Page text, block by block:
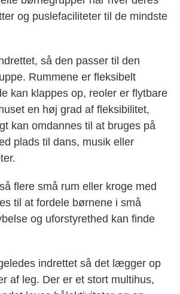
og puslefaciliteter til de mindste
så den passer til den
Rummene er fleksibelt
kan klappes op, reoler er flytbare
en høj grad af fleksibilitet,
kan omdannes til at bruges på
plads til dans, musik eller
flere små rum eller kroge med
til at fordele børnene i små
og uforstyrethed kan finde
indrettet så det lægger op
af leg. Der er et stort multihus,